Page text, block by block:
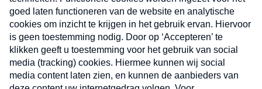
Verzend